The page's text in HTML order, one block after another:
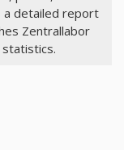
a detailed report
Zentrallabor
statistics.